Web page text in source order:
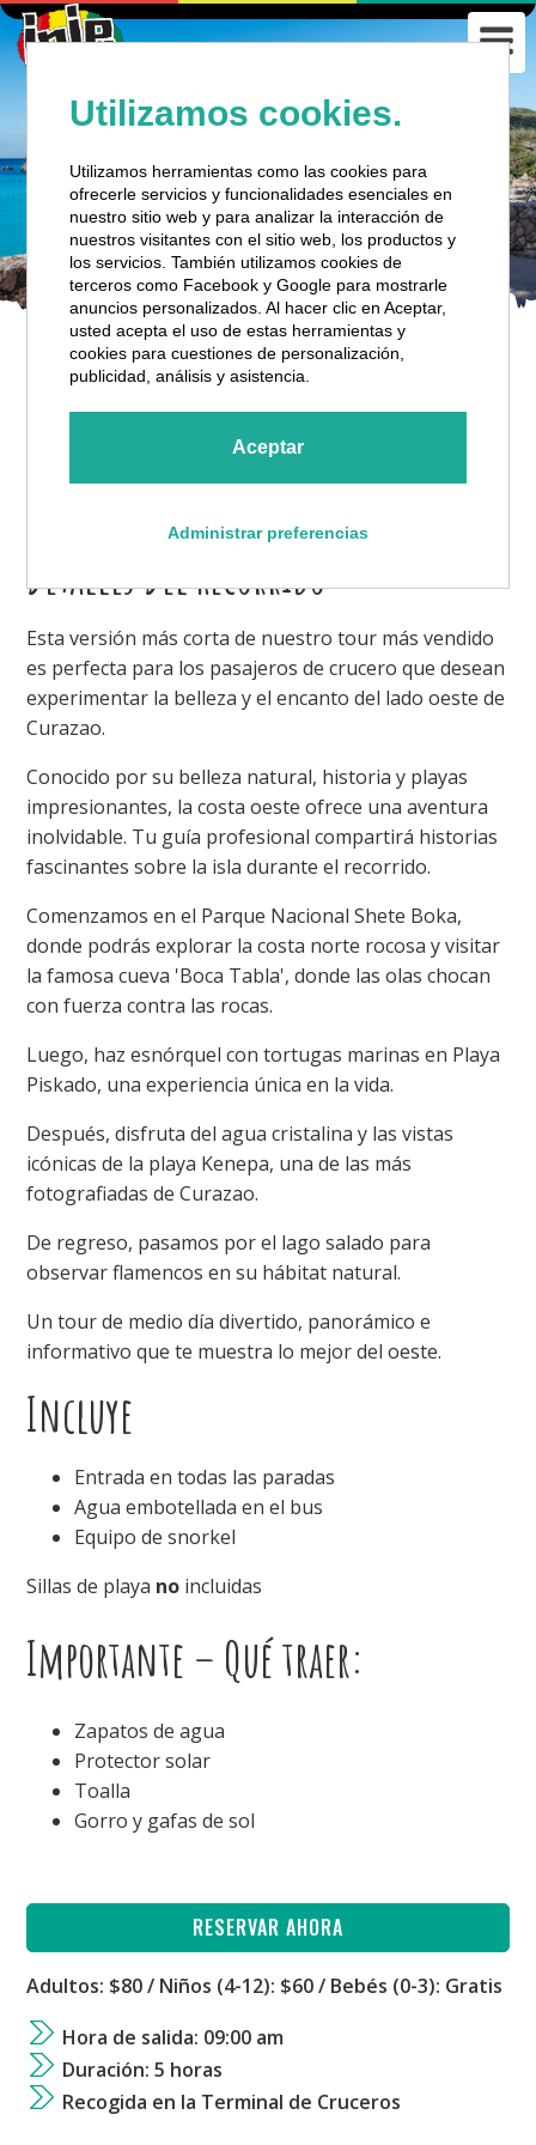
ALL WEST BEACH HOPPING (HALF
DAY)
Detalles Del Recorrido
Esta versión más corta de nuestro tour más vendido
es perfecta para los pasajeros de crucero que desean
experimentar la belleza y el encanto del lado oeste de
Curazao.
Conocido por su belleza natural, historia y playas
impresionantes, la costa oeste ofrece una aventura
inolvidable. Tu guía profesional compartirá historias
fascinantes sobre la isla durante el recorrido.
Comenzamos en el Parque Nacional Shete Boka,
donde podrás explorar la costa norte rocosa y visitar
la famosa cueva 'Boca Tabla', donde las olas chocan
con fuerza contra las rocas.
Luego, haz esnórquel con tortugas marinas en Playa
Piskado, una experiencia única en la vida.
Después, disfruta del agua cristalina y las vistas
icónicas de la playa Kenepa, una de las más
fotografiadas de Curazao.
De regreso, pasamos por el lago salado para
observar flamencos en su hábitat natural.
Un tour de medio día divertido, panorámico e
informativo que te muestra lo mejor del oeste.
Incluye
Entrada en todas las paradas
Agua embotellada en el bus
Equipo de snorkel
Sillas de playa no incluidas
Importante – Qué traer:
Zapatos de agua
Protector solar
Toalla
Gorro y gafas de sol
RESERVAR AHORA
Adultos: $80 / Niños (4-12): $60 / Bebés (0-3): Gratis
Hora de salida: 09:00 am
Duración: 5 horas
Recogida en la Terminal de Cruceros
Utilizamos cookies.
Utilizamos herramientas como las cookies para
ofrecerle servicios y funcionalidades esenciales en
nuestro sitio web y para analizar la interacción de
nuestros visitantes con el sitio web, los productos y
los servicios. También utilizamos cookies de
terceros como Facebook y Google para mostrarle
anuncios personalizados. Al hacer clic en Aceptar,
usted acepta el uso de estas herramientas y
cookies para cuestiones de personalización,
publicidad, análisis y asistencia.
Aceptar
Administrar preferencias